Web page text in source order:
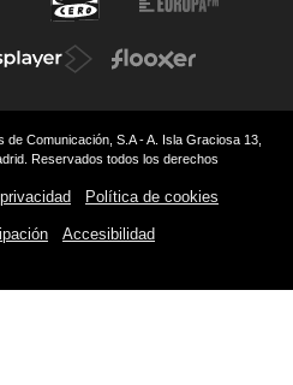
Comunicación, S.A - A. Isla Graciosa 13,
Reservados todos los derechos
Política de cookies
Accesibilidad